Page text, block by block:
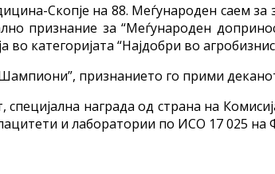
Скопје на 88. Меѓународен саем
признание за “Меѓународен
во категоријата “Најдобри во
признанието го прими
специјална награда од страна на
и лаборатории по ИСО 17 025 на